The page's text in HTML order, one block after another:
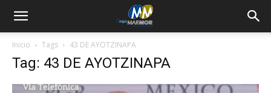
Inicio Tags 43 DE AYOTZINAPA
Tag: 43 DE AYOTZINAPA